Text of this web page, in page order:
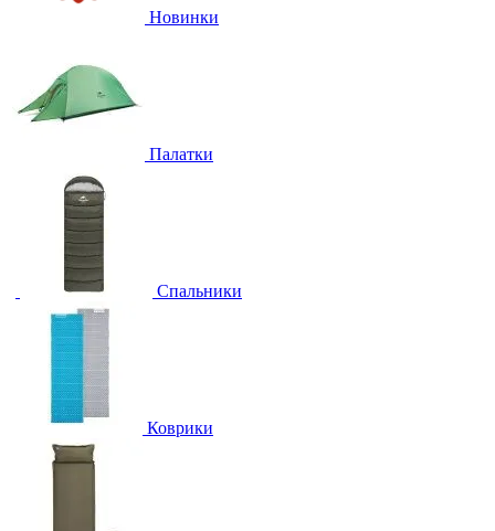
Новинки
Палатки
Спальники
Коврики